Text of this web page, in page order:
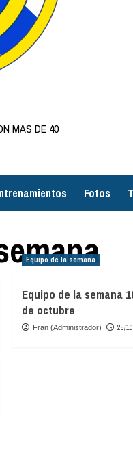
MAS DE 40
Fotos
Equipo de la semana
Equipo de la semana
de octubre
Fran (Administrador) 25/